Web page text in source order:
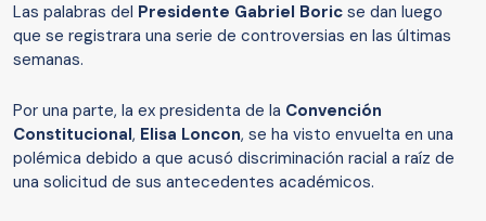
Las palabras del Presidente Gabriel Boric se dan luego
que se registrara una serie de controversias en las últimas
semanas.
Por una parte, la ex presidenta de la Convención
Constitucional, Elisa Loncon, se ha visto envuelta en una
polémica debido a que acusó discriminación racial a raíz de
una solicitud de sus antecedentes académicos.